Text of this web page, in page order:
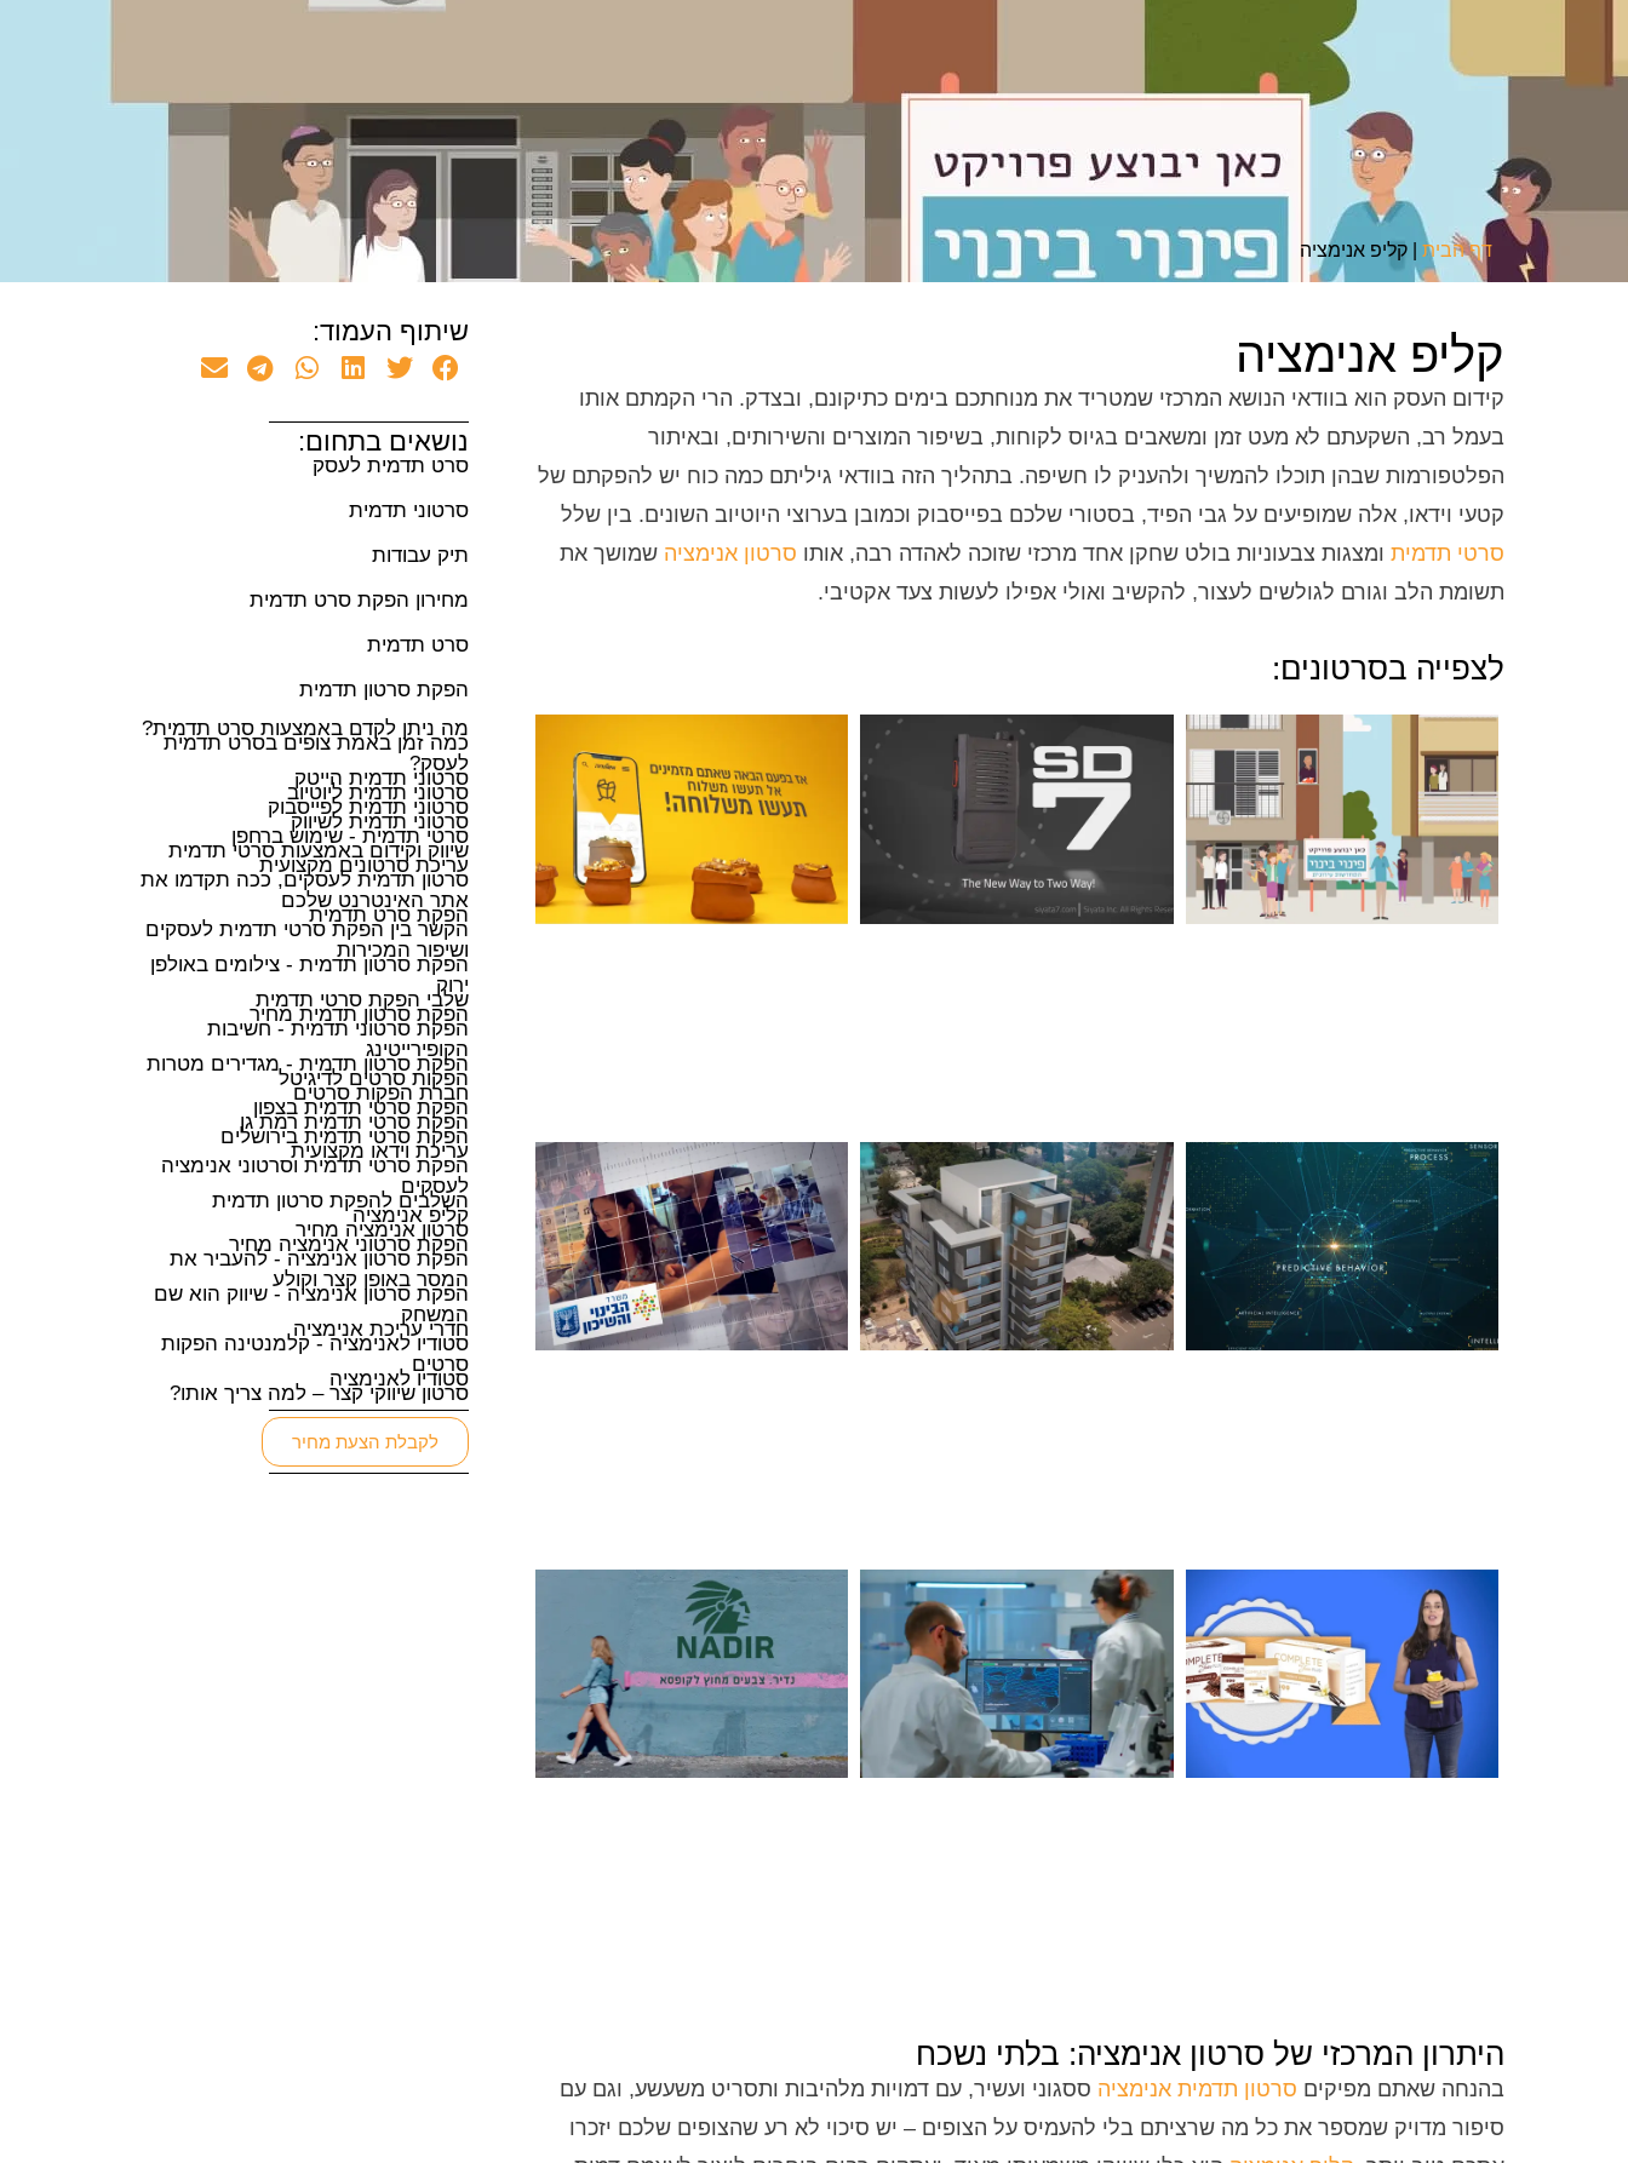
דף הבית קליפ אנימציה
קליפ אנימציה
קידום העסק הוא בוודאי הנושא המרכזי שמטריד את מנוחתכם בימים כתיקונם, ובצדק. הרי הקמתם אותו
בעמל רב, השקעתם לא מעט זמן ומשאבים בגיוס לקוחות, בשיפור המוצרים והשירותים, ובאיתור
הפלטפורמות שבהן תוכלו להמשיך ולהעניק לו חשיפה. בתהליך הזה בוודאי גיליתם כמה כוח יש להפקתם של
קטעי וידאו, אלה שמופיעים על גבי הפיד, בסטורי שלכם בפייסבוק וכמובן בערוצי היוטיוב השונים. בין שלל
סרטי תדמית ומצגות צבעוניות בולט שחקן אחד מרכזי שזוכה לאהדה רבה, אותו סרטון אנימציה שמושך את
תשומת הלב וגורם לגולשים לעצור, להקשיב ואולי אפילו לעשות צעד אקטיבי.
לצפייה בסרטונים:
היתרון המרכזי של סרטון אנימציה: בלתי נשכח
בהנחה שאתם מפיקים סרטון תדמית אנימציה ססגוני ועשיר, עם דמויות מלהיבות ותסריט משעשע, וגם עם
סיפור מדויק שמספר את כל מה שרציתם בלי להעמיס על הצופים – יש סיכוי לא רע שהצופים שלכם יזכרו
שיתוף העמוד:
נושאים בתחום:
סרט תדמית לעסק
סרטוני תדמית
תיק עבודות
מחירון הפקת סרט תדמית
סרט תדמית
הפקת סרטון תדמית
מה ניתן לקדם באמצעות סרט תדמית?
כמה זמן באמת צופים בסרט תדמית
לעסק?
סרטוני תדמית הייטק
סרטוני תדמית ליוטיוב
סרטוני תדמית לפייסבוק
סרטוני תדמית לשיווק
סרטי תדמית - שימוש ברחפן
שיווק וקידום באמצעות סרטי תדמית
עריכת סרטונים מקצועית
סרטון תדמית לעסקים, ככה תקדמו את
אתר האינטרנט שלכם
הפקת סרט תדמית
הקשר בין הפקת סרטי תדמית לעסקים
ושיפור המכירות
הפקת סרטון תדמית - צילומים באולפן
ירוק
שלבי הפקת סרטי תדמית
הפקת סרטון תדמית מחיר
הפקת סרטוני תדמית - חשיבות
הקופירייטינג
הפקת סרטון תדמית - מגדירים מטרות
הפקות סרטים לדיגיטל
חברת הפקות סרטים
הפקת סרטי תדמית בצפון
הפקת סרטי תדמית רמת גן
הפקת סרטי תדמית בירושלים
עריכת וידאו מקצועית
הפקת סרטי תדמית וסרטוני אנימציה
לעסקים
השלבים להפקת סרטון תדמית
קליפ אנימציה
סרטון אנימציה מחיר
הפקת סרטוני אנימציה מחיר
הפקת סרטון אנימציה - להעביר את
המסר באופן קצר וקולע
הפקת סרטון אנימציה - שיווק הוא שם
המשחק
חדרי עריכת אנימציה
סטודיו לאנימציה - קלמנטינה הפקות
סרטים
סטודיו לאנימציה
סרטון שיווקי קצר – למה צריך אותו?
לקבלת הצעת מחיר